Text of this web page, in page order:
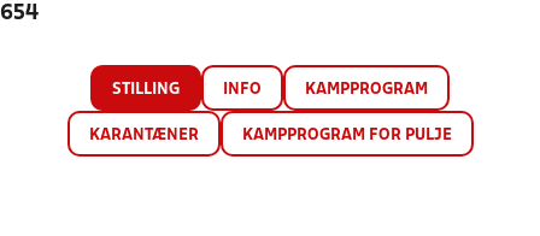
654
STILLING INFO KAMPPROGRAM
KARANTÆNER KAMPPROGRAM FOR PULJE